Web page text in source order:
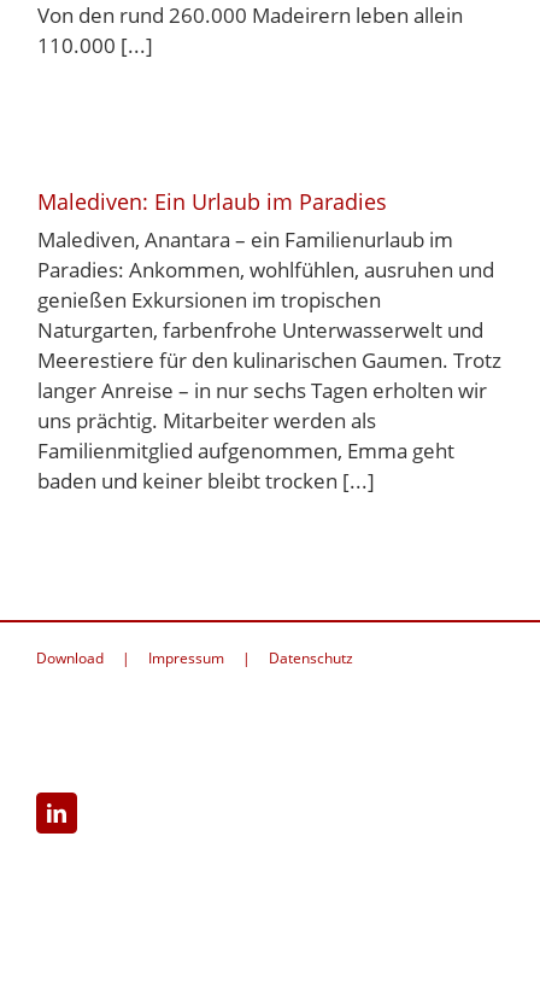
Von den rund 260.000 Madeirern leben allein
110.000 [...]
Malediven: Ein Urlaub im Paradies
Malediven, Anantara – ein Familienurlaub im
Paradies: Ankommen, wohlfühlen, ausruhen und
genießen Exkursionen im tropischen
Naturgarten, farbenfrohe Unterwasserwelt und
Meerestiere für den kulinarischen Gaumen. Trotz
langer Anreise – in nur sechs Tagen erholten wir
uns prächtig. Mitarbeiter werden als
Familienmitglied aufgenommen, Emma geht
baden und keiner bleibt trocken [...]
Download Impressum Datenschutz